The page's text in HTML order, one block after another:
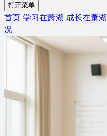
打开菜单
首页 学习在萧湖 成长在萧湖
况